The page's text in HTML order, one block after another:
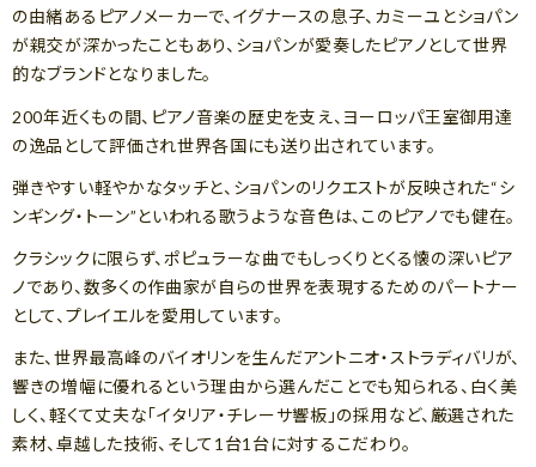
の由緒あるピアノメーカーで、イグナースの息子、カミーユとショパン
が親交が深かったこともあり、ショパンが愛奏したピアノとして世界
的なブランドとなりました。
200年近くもの間、ピアノ音楽の歴史を支え、ヨーロッパ王室御用達
の逸品として評価され世界各国にも送り出されています。
弾きやすい軽やかなタッチと、ショパンのリクエストが反映された“シ
ンギング・トーン”といわれる歌うような音色は、このピアノでも健在。
クラシックに限らず、ポピュラーな曲でもしっくりとくる懐の深いピア
ノであり、数多くの作曲家が自らの世界を表現するためのパートナー
として、プレイエルを愛用しています。
また、世界最高峰のバイオリンを生んだアントニオ・ストラディバリが、
響きの増幅に優れるという理由から選んだことでも知られる、白く美
しく、軽くて丈夫な「イタリア・チレーサ響板」の採用など、厳選された
素材、卓越した技術、そして1台1台に対するこだわり。